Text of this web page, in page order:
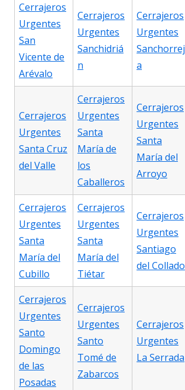
Cerrajeros
Urgentes
San
Vicente de
Arévalo
Cerrajeros
Urgentes
Sanchidriá
n
Cerrajeros
Urgentes
Sanchorrej
a
Cerrajeros
Urgentes
Santa Cruz
del Valle
Cerrajeros
Urgentes
Santa
María de
los
Caballeros
Cerrajeros
Urgentes
Santa
María del
Arroyo
Cerrajeros
Urgentes
Santa
María del
Cubillo
Cerrajeros
Urgentes
Santa
María del
Tiétar
Cerrajeros
Urgentes
Santiago
del Collado
Cerrajeros
Urgentes
Santo
Domingo
de las
Posadas
Cerrajeros
Urgentes
Santo
Tomé de
Zabarcos
Cerrajeros
Urgentes
La Serrada